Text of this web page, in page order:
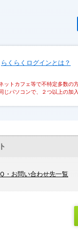
らくらくログインとは？
ットカフェ等で不特定多数の
じパソコンで、２つ以上の加
・お問い合わせ先一覧